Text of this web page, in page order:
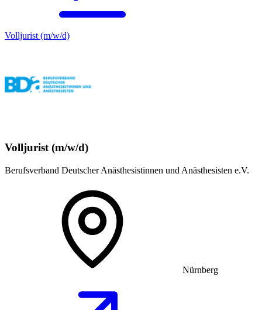
Volljurist (m/w/d)
Volljurist (m/w/d)
Berufsverband Deutscher Anästhesistinnen und Anästhesisten e.V.
Nürnberg